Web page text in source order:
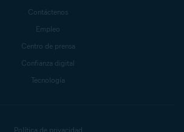
Contáctenos
Empleo
Centro de prensa
Confianza digital
Tecnología
Política de privacidad